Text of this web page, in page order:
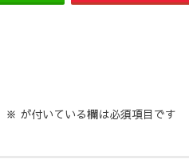
※ が付いている欄は必須項目です